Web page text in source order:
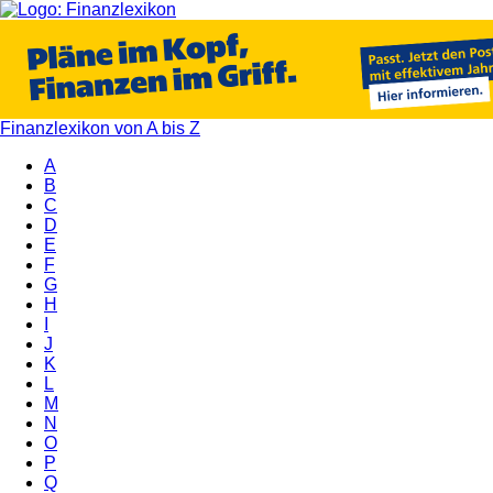
Finanzlexikon von A bis Z
A
B
C
D
E
F
G
H
J
K
L
M
N
O
P
Q